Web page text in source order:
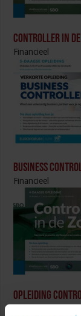
Controller in
Financieel
Business
Financieel
Opleiding